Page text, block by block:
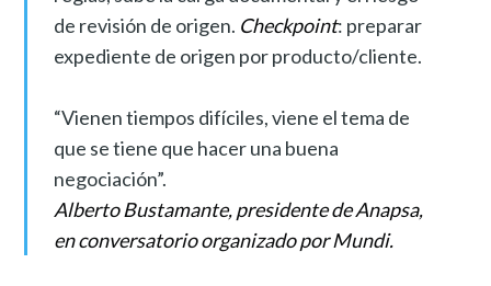
de revisión de origen. Checkpoint: preparar
expediente de origen por producto/cliente.
“Vienen tiempos difíciles, viene el tema de
que se tiene que hacer una buena
negociación”.
Alberto Bustamante, presidente de Anapsa,
en conversatorio organizado por Mundi.